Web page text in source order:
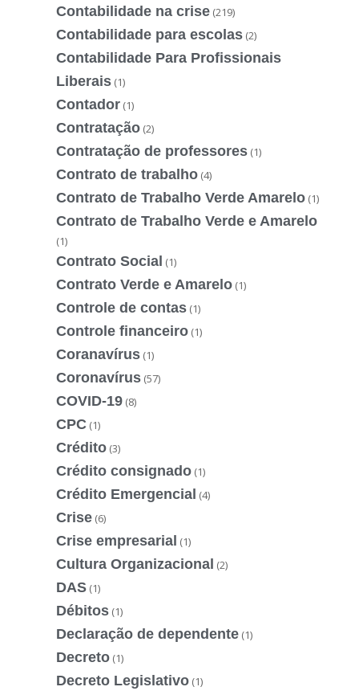
Contabilidade na crise (219)
Contabilidade para escolas (2)
Contabilidade Para Profissionais
Liberais (1)
Contador (1)
Contratação (2)
Contratação de professores (1)
Contrato de trabalho (4)
Contrato de Trabalho Verde Amarelo (1)
Contrato de Trabalho Verde e Amarelo
(1)
Contrato Social (1)
Contrato Verde e Amarelo (1)
Controle de contas (1)
Controle financeiro (1)
Coranavírus (1)
Coronavírus (57)
COVID-19 (8)
CPC (1)
Crédito (3)
Crédito consignado (1)
Crédito Emergencial (4)
Crise (6)
Crise empresarial (1)
Cultura Organizacional (2)
DAS (1)
Débitos (1)
Declaração de dependente (1)
Decreto (1)
Decreto Legislativo (1)